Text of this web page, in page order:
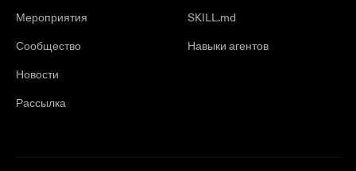
Мероприятия
Сообщество
Новости
Рассылка
SKILL.md
Навыки агентов